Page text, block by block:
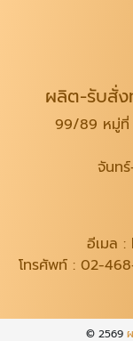
ผลิต-รับสั่ง
99/89 หมู่ที่
จันท
อีเมล :
โทรศัพท์ : 02-
© 2569